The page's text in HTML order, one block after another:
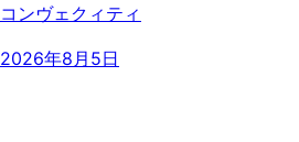
コンヴェクィティ
2026年8月5日